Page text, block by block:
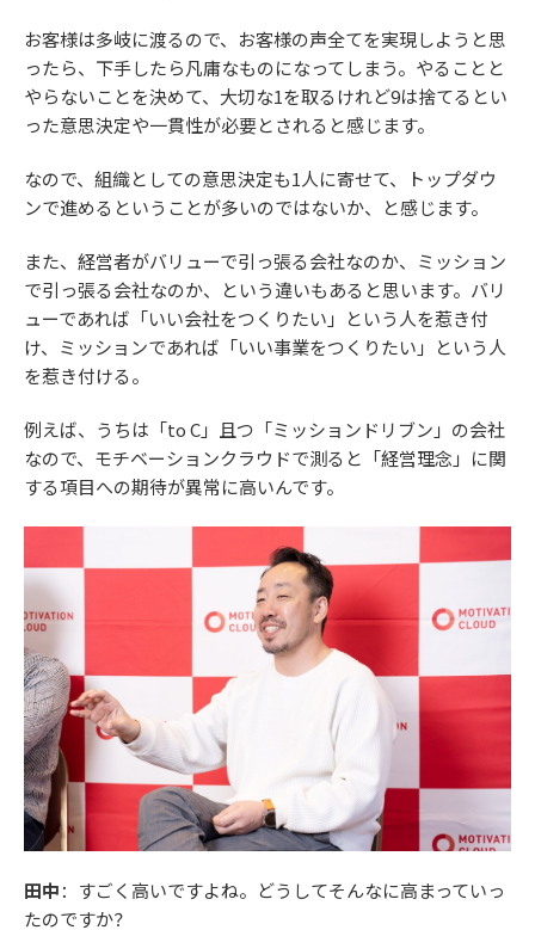
お客様は多岐に渡るので、お客様の声全てを実現しようと思
ったら、下手したら凡庸なものになってしまう。やることと
やらないことを決めて、大切な1を取るけれど9は捨てるとい
った意思決定や一貫性が必要とされると感じます。
なので、組織としての意思決定も1人に寄せて、トップダウ
ンで進めるということが多いのではないか、と感じます。
また、経営者がバリューで引っ張る会社なのか、ミッション
で引っ張る会社なのか、という違いもあると思います。バリ
ューであれば「いい会社をつくりたい」という人を惹き付
け、ミッションであれば「いい事業をつくりたい」という人
を惹き付ける。
例えば、うちは「to C」且つ「ミッションドリブン」の会社
なので、モチベーションクラウドで測ると「経営理念」に関
する項目への期待が異常に高いんです。
田中：すごく高いですよね。どうしてそんなに高まっていっ
たのですか？